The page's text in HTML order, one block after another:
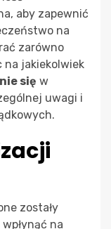
aby zapewnić
na
zarówno
na jakiekolwiek
się w
uwagi i
zostały
na